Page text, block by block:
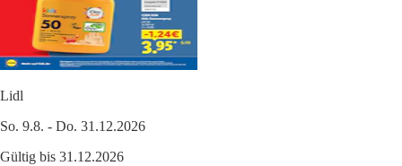
Lidl
So. 9.8. - Do. 31.12.2026
Gültig bis 31.12.2026